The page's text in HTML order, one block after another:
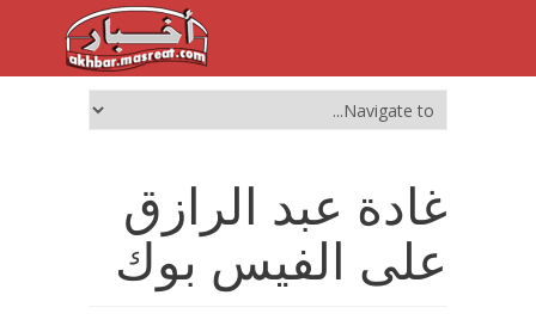
غادة عبد الرازق
على الفيس بوك